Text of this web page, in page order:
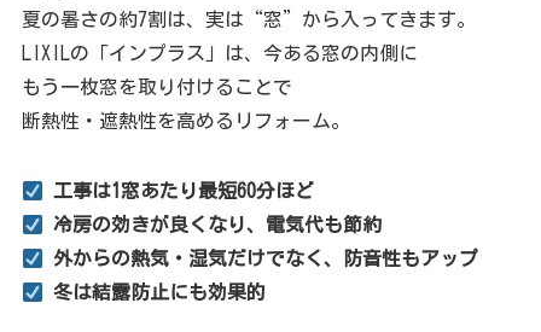
夏の暑さの約7割は、実は“窓”から入ってきます。
LIXILの「インプラス」は、今ある窓の内側に
もう一枚窓を取り付けることで
断熱性・遮熱性を高めるリフォーム。
工事は1窓あたり最短60分ほど
冷房の効きが良くなり、電気代も節約
外からの熱気・湿気だけでなく、防音性もアップ
冬は結露防止にも効果的